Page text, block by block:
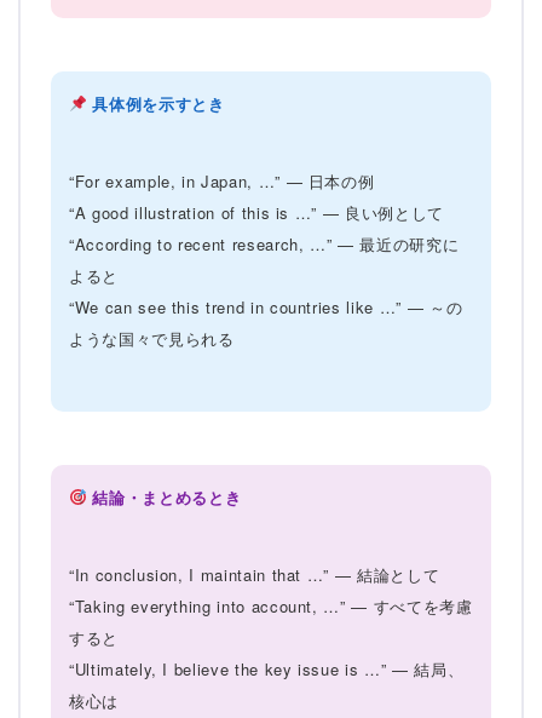
具体例を示すとき
“For example, in Japan, …” — 日本の例
“A good illustration of this is …” — 良い例として
“According to recent research, …” — 最近の研究に
よると
“We can see this trend in countries like …” — ～の
ような国々で見られる
結論・まとめるとき
“In conclusion, I maintain that …” — 結論として
“Taking everything into account, …” — すべてを考慮
すると
“Ultimately, I believe the key issue is …” — 結局、
核心は